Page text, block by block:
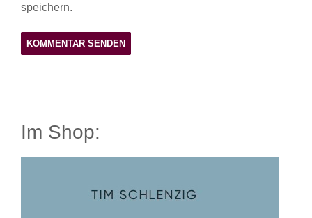
speichern.
Im Shop: